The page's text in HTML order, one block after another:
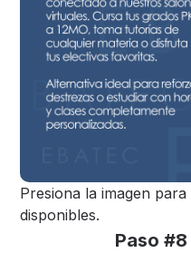
Presiona la imagen
disponibles.
Paso